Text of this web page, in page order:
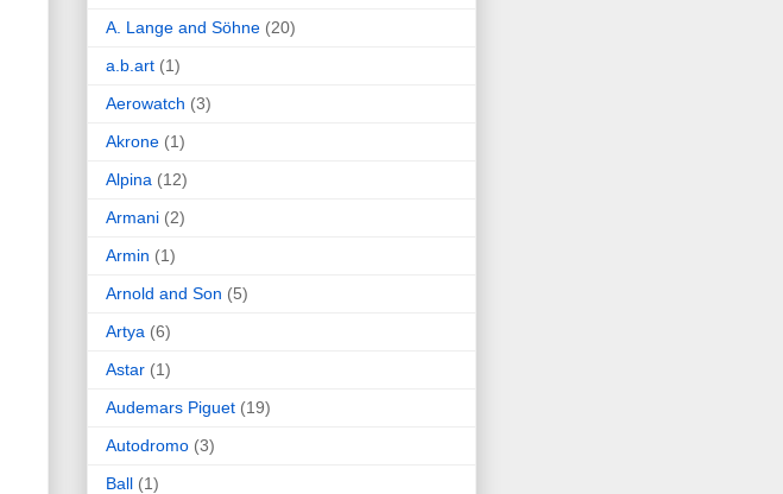
A. Lange and Söhne (20)
a.b.art (1)
Aerowatch (3)
Akrone (1)
Alpina (12)
Armani (2)
Armin (1)
Arnold and Son (5)
Artya (6)
Astar (1)
Audemars Piguet (19)
Autodromo (3)
Ball (1)